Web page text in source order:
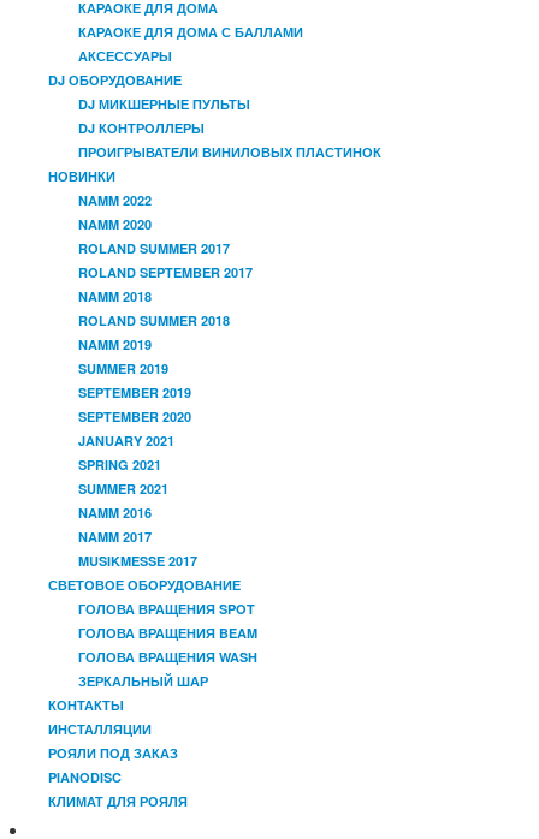
КАРАОКЕ ДЛЯ ДОМА
КАРАОКЕ ДЛЯ ДОМА С БАЛЛАМИ
АКСЕССУАРЫ
DJ ОБОРУДОВАНИЕ
DJ МИКШЕРНЫЕ ПУЛЬТЫ
DJ КОНТРОЛЛЕРЫ
ПРОИГРЫВАТЕЛИ ВИНИЛОВЫХ ПЛАСТИНОК
НОВИНКИ
NAMM 2022
NAMM 2020
ROLAND SUMMER 2017
ROLAND SEPTEMBER 2017
NAMM 2018
ROLAND SUMMER 2018
NAMM 2019
SUMMER 2019
SEPTEMBER 2019
SEPTEMBER 2020
JANUARY 2021
SPRING 2021
SUMMER 2021
NAMM 2016
NAMM 2017
MUSIKMESSE 2017
СВЕТОВОЕ ОБОРУДОВАНИЕ
ГОЛОВА ВРАЩЕНИЯ SPOT
ГОЛОВА ВРАЩЕНИЯ BEAM
ГОЛОВА ВРАЩЕНИЯ WASH
ЗЕРКАЛЬНЫЙ ШАР
КОНТАКТЫ
ИНСТАЛЛЯЦИИ
РОЯЛИ ПОД ЗАКАЗ
PIANODISC
КЛИМАТ ДЛЯ РОЯЛЯ